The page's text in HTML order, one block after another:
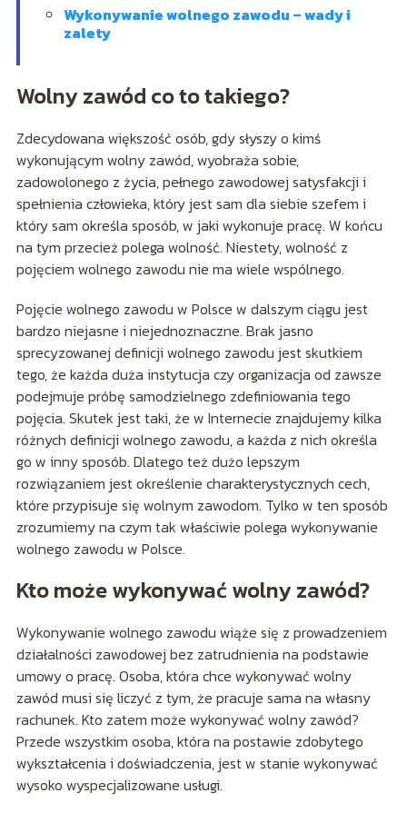
Wykonywanie wolnego zawodu – wady i
zalety
Wolny zawód co to takiego?
Zdecydowana większość osób, gdy słyszy o kimś
wykonującym wolny zawód, wyobraża sobie,
zadowolonego z życia, pełnego zawodowej satysfakcji i
spełnienia człowieka, który jest sam dla siebie szefem i
który sam określa sposób, w jaki wykonuje pracę. W końcu
na tym przecież polega wolność. Niestety, wolność z
pojęciem wolnego zawodu nie ma wiele wspólnego.
Pojęcie wolnego zawodu w Polsce w dalszym ciągu jest
bardzo niejasne i niejednoznaczne. Brak jasno
sprecyzowanej definicji wolnego zawodu jest skutkiem
tego, że każda duża instytucja czy organizacja od zawsze
podejmuje próbę samodzielnego zdefiniowania tego
pojęcia. Skutek jest taki, że w Internecie znajdujemy kilka
różnych definicji wolnego zawodu, a każda z nich określa
go w inny sposób. Dlatego też dużo lepszym
rozwiązaniem jest określenie charakterystycznych cech,
które przypisuje się wolnym zawodom. Tylko w ten sposób
zrozumiemy na czym tak właściwie polega wykonywanie
wolnego zawodu w Polsce.
Kto może wykonywać wolny zawód?
Wykonywanie wolnego zawodu wiąże się z prowadzeniem
działalności zawodowej bez zatrudnienia na podstawie
umowy o pracę. Osoba, która chce wykonywać wolny
zawód musi się liczyć z tym, że pracuje sama na własny
rachunek. Kto zatem może wykonywać wolny zawód?
Przede wszystkim osoba, która na postawie zdobytego
wykształcenia i doświadczenia, jest w stanie wykonywać
wysoko wyspecjalizowane usługi.